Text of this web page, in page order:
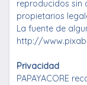
reproducidos sin
propietarios
La fuente de
http://
Privacidad
PAPAYACORE